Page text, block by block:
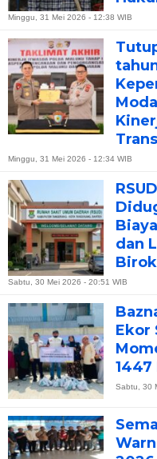
Minggu, 31 Mei 2026 - 12:38 WIB
Minggu, 31 Mei 2026 - 12:34 WIB
dan
Sabtu, 30 Mei 2026 - 20:51 WIB
Ekor
1447
Sabtu, 30